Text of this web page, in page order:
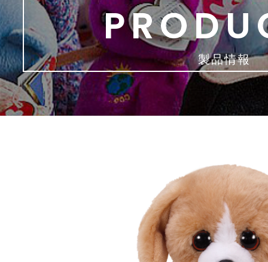
製品情報